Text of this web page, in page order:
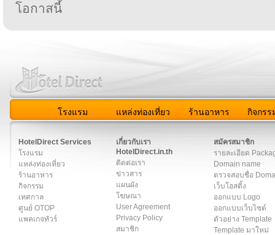
โอกาสนี้
โรงแรม แหล่งท่องเที่ยว ร้านอาหาร กิจกรร
HotelDirect Services
โรงแรม
แหล่งท่องเที่ยว
ร้านอาหาร
กิจกรรม
เทศกาล
ศูนย์ OTOP
แพคเกจทัวร์
เกี่ยวกับเรา
HotelDirect.in.th
ติดต่อเรา
ข่าวสาร
แผนผัง
โฆษณา
User Agreement
Privacy Policy
สมาชิก
สมัครสมาชิก
รายละเอียด
Domain name
ตรวจสอบชื่อ
เว็บโฮสติ้ง
ออกแบบ Logo
ออกแบบเว็บไซต์
ตัวอย่าง Template
Template มาใหม่